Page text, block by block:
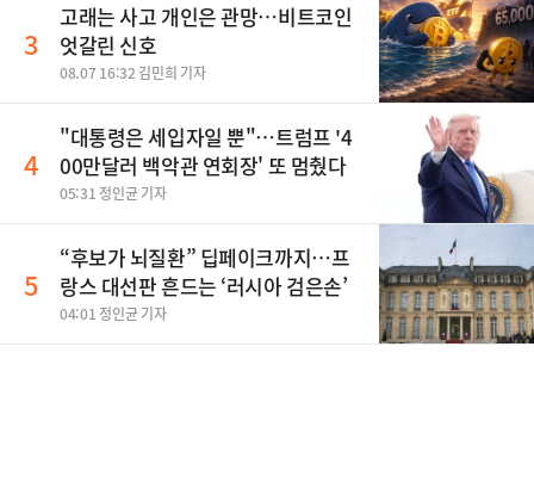
3
고래는 사고 개인은 관망…비트코인
엇갈린 신호
08.07 16:32 김민희 기자
4
"대통령은 세입자일 뿐"…트럼프 '4
00만달러 백악관 연회장' 또 멈췄다
05:31 정인균 기자
5
“후보가 뇌질환” 딥페이크까지…프
랑스 대선판 흔드는 ‘러시아 검은손’
04:01 정인균 기자